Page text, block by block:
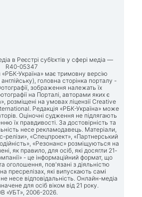
в Реєстрі суб’єктів у сфері медіа —
R40-05347
«РБК-Україна» має тримовну версію
головна сторінка порталу -
зображення належать їх
на Порталі, авторами яких є
розміщені на умовах ліцензії Creative
Редакція «РБК-Україна» може
Оціночні судження не підлягають
їх правдивості. За достовірність та
несе рекламодавець. Матеріали,
релізи», «Спецпроект», «Партнерський
«Резонанс» розміщуються на
як правило, для осіб, які досягли 21-
- це інформаційний формат, що
оголошення, пов'язані з діяльністю
пресрелізах, які випускають самі
не несе відповідальність. Онлайн-медіа
для осіб віком від 21 року.
«УБТ», 2006-2026.